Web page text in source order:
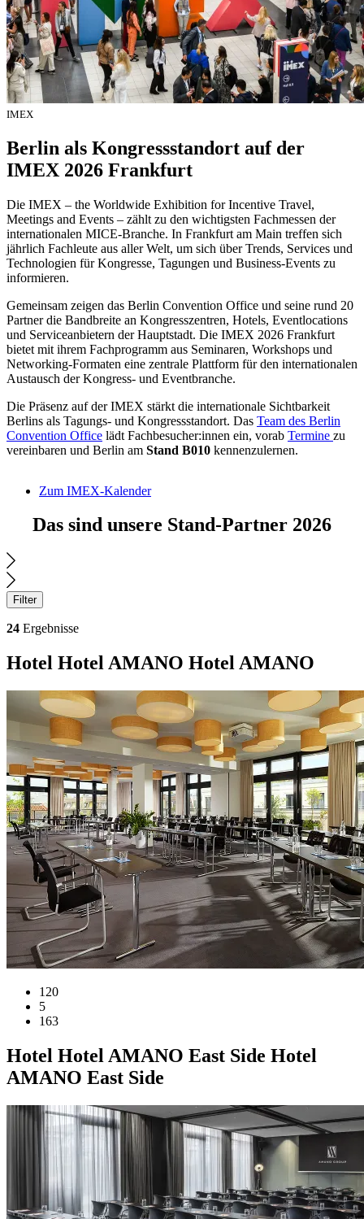
IMEX
Berlin als Kongressstandort auf der
IMEX 2026 Frankfurt
Die IMEX – the Worldwide Exhibition for Incentive Travel,
Meetings and Events – zählt zu den wichtigsten Fachmessen der
internationalen MICE-Branche. In Frankfurt am Main treffen sich
jährlich Fachleute aus aller Welt, um sich über Trends, Services und
Technologien für Kongresse, Tagungen und Business-Events zu
informieren.
Gemeinsam zeigen das Berlin Convention Office und seine rund 20
Partner die Bandbreite an Kongresszentren, Hotels, Eventlocations
und Serviceanbietern der Hauptstadt. Die IMEX 2026 Frankfurt
bietet mit ihrem Fachprogramm aus Seminaren, Workshops und
Networking-Formaten eine zentrale Plattform für den internationalen
Austausch der Kongress- und Eventbranche.
Die Präsenz auf der IMEX stärkt die internationale Sichtbarkeit
Berlins als Tagungs- und Kongressstandort. Das Team des Berlin
Convention Office lädt Fachbesucher:innen ein, vorab Termine zu
vereinbaren und Berlin am Stand B010 kennenzulernen.
Zum IMEX-Kalender
Das sind unsere Stand-Partner 2026
Filter
24 Ergebnisse
Hotel Hotel AMANO Hotel AMANO
120
5
163
Hotel Hotel AMANO East Side Hotel
AMANO East Side